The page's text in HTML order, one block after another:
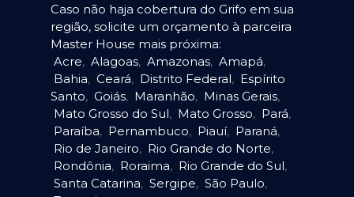
Caso não haja cobertura do Grifo em sua
região, solicite um orçamento à parceira
Master House mais próxima:
Acre, Alagoas, Amazonas, Amapá,
Bahia, Ceará, Distrito Federal, Espírito
Santo, Goiás, Maranhão, Minas Gerais,
Mato Grosso do Sul, Mato Grosso, Pará,
Paraíba, Pernambuco, Piauí, Paraná,
Rio de Janeiro, Rio Grande do Norte,
Rondônia, Roraima, Rio Grande do Sul,
Santa Catarina, Sergipe, São Paulo,